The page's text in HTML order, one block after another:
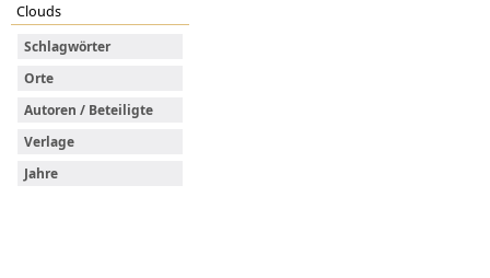
Clouds
Schlagwörter
Orte
Autoren / Beteiligte
Verlage
Jahre